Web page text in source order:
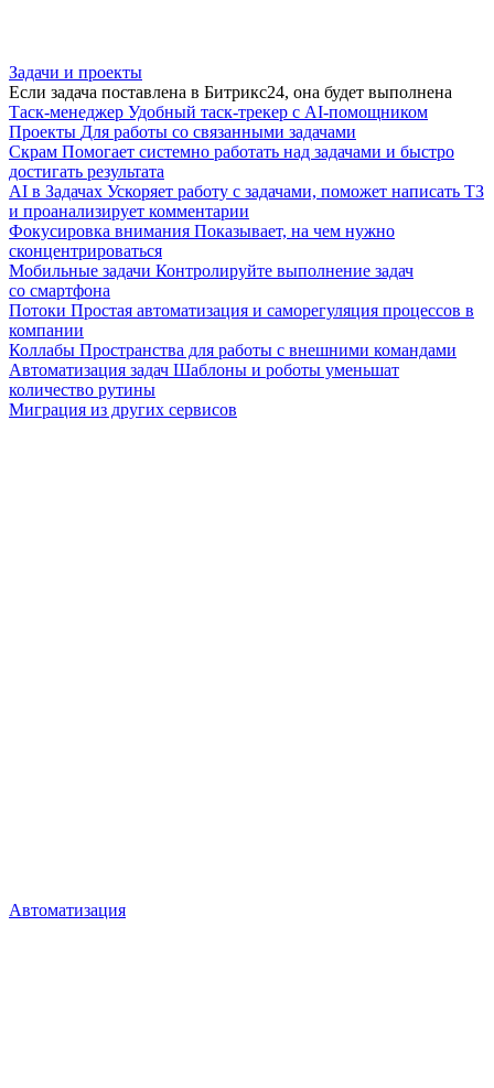
Задачи и проекты
Если задача поставлена в Битрикс24, она будет выполнена
Таск-менеджер Удобный таск-трекер с AI-помощником
Проекты Для работы со связанными задачами
Скрам Помогает системно работать над задачами и быстро
достигать результата
AI в Задачах Ускоряет работу с задачами, поможет написать ТЗ
и проанализирует комментарии
Фокусировка внимания Показывает, на чем нужно
сконцентрироваться
Мобильные задачи Контролируйте выполнение задач
со смартфона
Потоки Простая автоматизация и саморегуляция процессов в
компании
Коллабы Пространства для работы с внешними командами
Автоматизация задач Шаблоны и роботы уменьшат
количество рутины
Миграция из других сервисов
Автоматизация